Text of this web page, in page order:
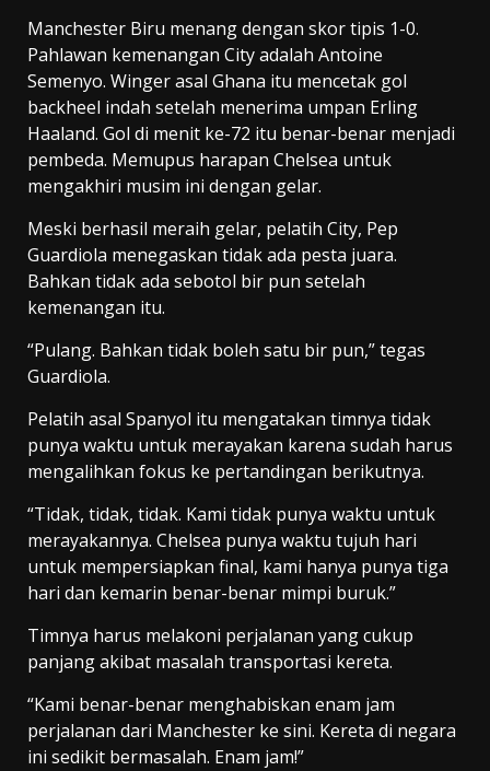
Manchester Biru menang dengan skor tipis 1-0.
Pahlawan kemenangan City adalah Antoine
Semenyo. Winger asal Ghana itu mencetak gol
backheel indah setelah menerima umpan Erling
Haaland. Gol di menit ke-72 itu benar-benar menjadi
pembeda. Memupus harapan Chelsea untuk
mengakhiri musim ini dengan gelar.
Meski berhasil meraih gelar, pelatih City, Pep
Guardiola menegaskan tidak ada pesta juara.
Bahkan tidak ada sebotol bir pun setelah
kemenangan itu.
“Pulang. Bahkan tidak boleh satu bir pun,” tegas
Guardiola.
Pelatih asal Spanyol itu mengatakan timnya tidak
punya waktu untuk merayakan karena sudah harus
mengalihkan fokus ke pertandingan berikutnya.
“Tidak, tidak, tidak. Kami tidak punya waktu untuk
merayakannya. Chelsea punya waktu tujuh hari
untuk mempersiapkan final, kami hanya punya tiga
hari dan kemarin benar-benar mimpi buruk.”
Timnya harus melakoni perjalanan yang cukup
panjang akibat masalah transportasi kereta.
“Kami benar-benar menghabiskan enam jam
perjalanan dari Manchester ke sini. Kereta di negara
ini sedikit bermasalah. Enam jam!”